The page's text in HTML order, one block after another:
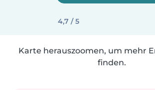
4,7 / 5
Karte herauszoomen, um mehr
finden.